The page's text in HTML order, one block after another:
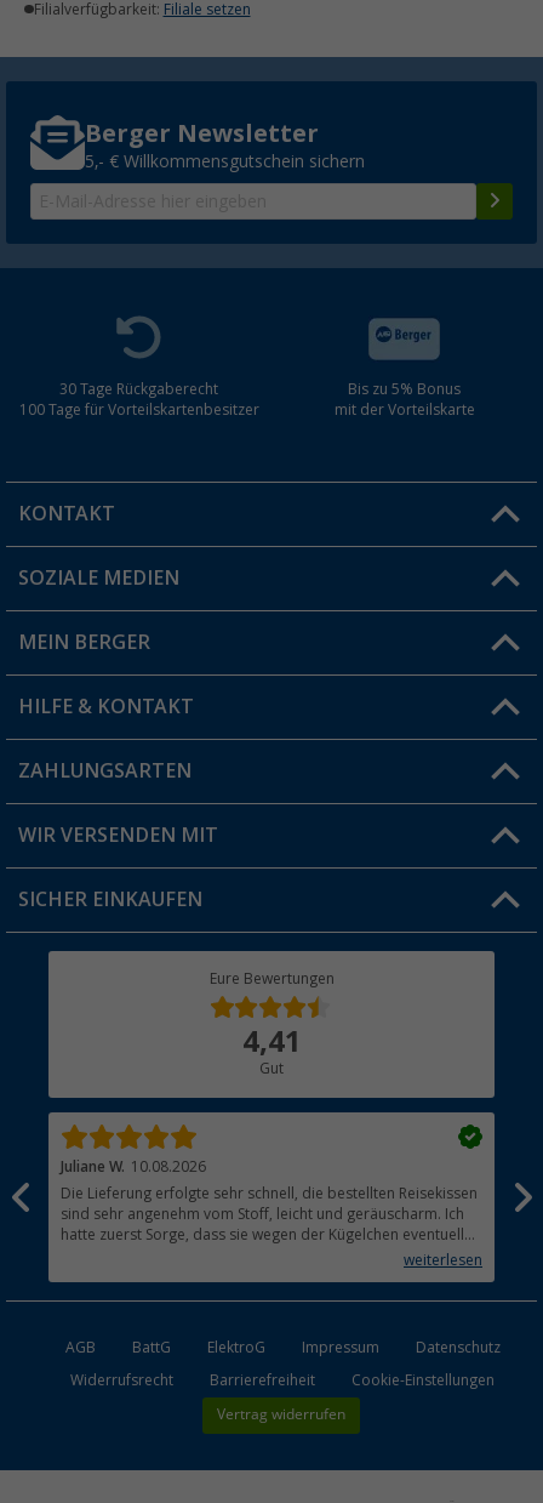
Filialverfügbarkeit: Filiale setzen
Berger Newsletter
5,- € Willkommensgutschein sichern
30 Tage Rückgaberecht
100 Tage für Vorteilskartenbesitzer
Bis zu 5% Bonus
mit der Vorteilskarte
KONTAKT
Du hast eine Frage?
Filiale finden
SOZIALE MEDIEN
MEIN BERGER
Vorteilskarte
Blog
Jobs & Karriere
HILFE & KONTAKT
FAQ & Kontakt
Versandinformationen
Rücksendung
ZAHLUNGSARTEN
WIR VERSENDEN MIT
SICHER EINKAUFEN
Eure Bewertungen
4,41
Gut
Juliane W. 10.08.2026
Die Lieferung erfolgte sehr schnell, die bestellten Reisekissen
sind sehr angenehm vom Stoff, leicht und geräuscharm. Ich
hatte zuerst Sorge, dass sie wegen der Kügelchen eventuell
rascheln könnten. Ich kann den Shop nur weiterempfehlen,
weiterlesen
AGB BattG ElektroG Impressum
Datenschutz
Widerrufsrecht
Barrierefreiheit Cookie-Einstellungen
Vertrag widerrufen